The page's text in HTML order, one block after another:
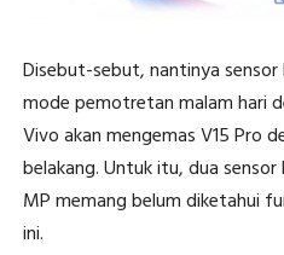
Disebut-sebut, nantinya sensor
mode pemotretan malam hari
Vivo akan mengemas V15 Pro
belakang. Untuk itu, dua
MP memang belum diketahui
ini.